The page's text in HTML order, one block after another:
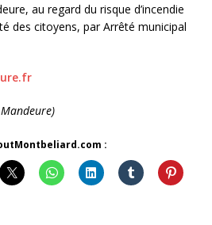
au regard du risque d’incendie
des citoyens, par Arrêté municipal
: